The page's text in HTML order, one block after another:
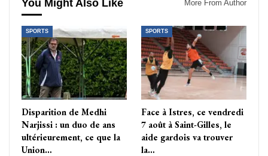
You Might Also Like More From Author
SPORTS
Disparition de Medhi
Narjissi : un duo de ans
ultérieurement, ce que la
Union…
SPORTS
Face à Istres, ce vendredi
7 août à Saint-Gilles, le
aide gardois va trouver
la…